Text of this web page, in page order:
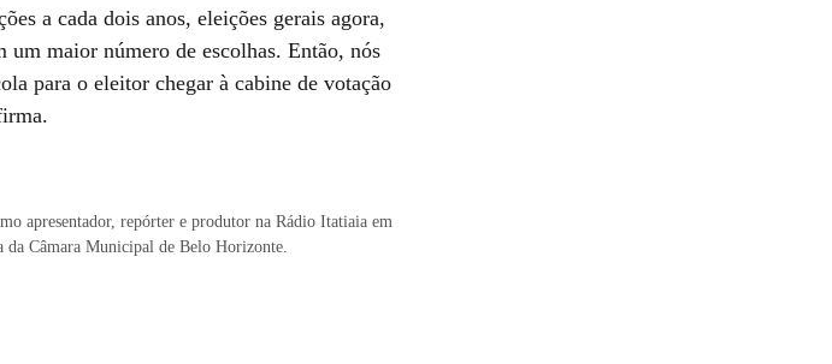
a cada dois anos, eleições gerais agora,
um maior número de escolhas. Então, nós
para o eleitor chegar à cabine de votação
apresentador, repórter e produtor na Rádio Itatiaia em
da Câmara Municipal de Belo Horizonte.